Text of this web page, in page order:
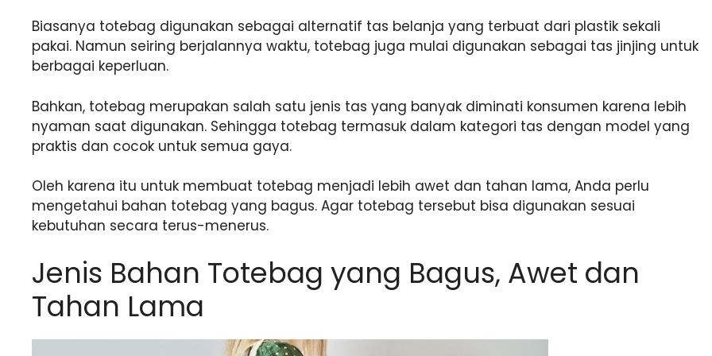
Biasanya totebag digunakan sebagai alternatif tas belanja yang terbuat dari plastik sekali
pakai. Namun seiring berjalannya waktu, totebag juga mulai digunakan sebagai tas jinjing untuk
berbagai keperluan.
Bahkan, totebag merupakan salah satu jenis tas yang banyak diminati konsumen karena lebih
nyaman saat digunakan. Sehingga totebag termasuk dalam kategori tas dengan model yang
praktis dan cocok untuk semua gaya.
Oleh karena itu untuk membuat totebag menjadi lebih awet dan tahan lama, Anda perlu
mengetahui bahan totebag yang bagus. Agar totebag tersebut bisa digunakan sesuai
kebutuhan secara terus-menerus.
Jenis Bahan Totebag yang Bagus, Awet dan
Tahan Lama